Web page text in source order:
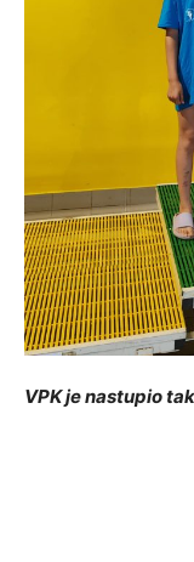
VPK je nastupio